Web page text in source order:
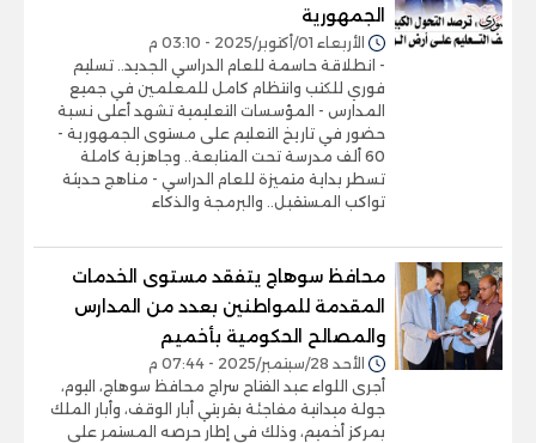
الجمهورية
الأربعاء 01/أكتوبر/2025 - 03:10 م
- انطلاقة حاسمة للعام الدراسي الجديد.. تسليم
فوري للكتب وانتظام كامل للمعلمين في جميع
المدارس - المؤسسات التعليمية تشهد أعلى نسبة
حضور في تاريخ التعليم على مستوى الجمهورية -
60 ألف مدرسة تحت المتابعة.. وجاهزية كاملة
تسطر بداية متميزة للعام الدراسي - مناهج حديثة
تواكب المستقبل.. والبرمجة والذكاء
محافظ سوهاج يتفقد مستوى الخدمات
المقدمة للمواطنين بعدد من المدارس
والمصالح الحكومية بأخميم
الأحد 28/سبتمبر/2025 - 07:44 م
أجرى اللواء عبد الفتاح سراج محافظ سوهاج، اليوم،
جولة ميدانية مفاجئة بقريتي أبار الوقف، وأبار الملك
بمركز أخميم، وذلك في إطار حرصه المستمر على